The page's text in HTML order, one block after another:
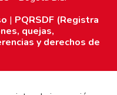
| PQRSDF (Registra
quejas,
y derechos de